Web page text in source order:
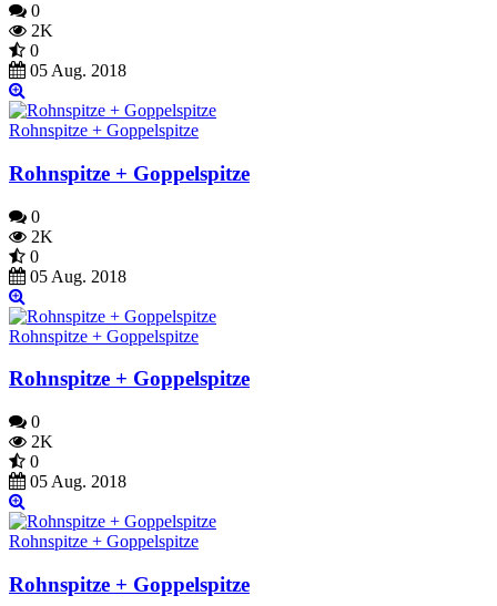
0
2K
0
05 Aug. 2018
Rohnspitze + Goppelspitze
Rohnspitze + Goppelspitze
0
2K
0
05 Aug. 2018
Rohnspitze + Goppelspitze
Rohnspitze + Goppelspitze
0
2K
0
05 Aug. 2018
Rohnspitze + Goppelspitze
Rohnspitze + Goppelspitze